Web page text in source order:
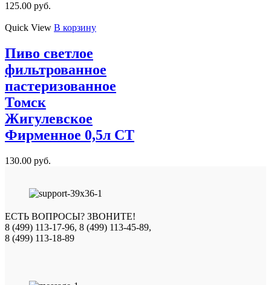
125.00 руб.
Quick View В корзину
Пиво светлое
фильтрованное
пастеризованное
Томск
Жигулевское
Фирменное 0,5л СТ
130.00 руб.
ЕСТЬ ВОПРОСЫ? ЗВОНИТЕ!
8 (499) 113-17-96, 8 (499) 113-45-89,
8 (499) 113-18-89